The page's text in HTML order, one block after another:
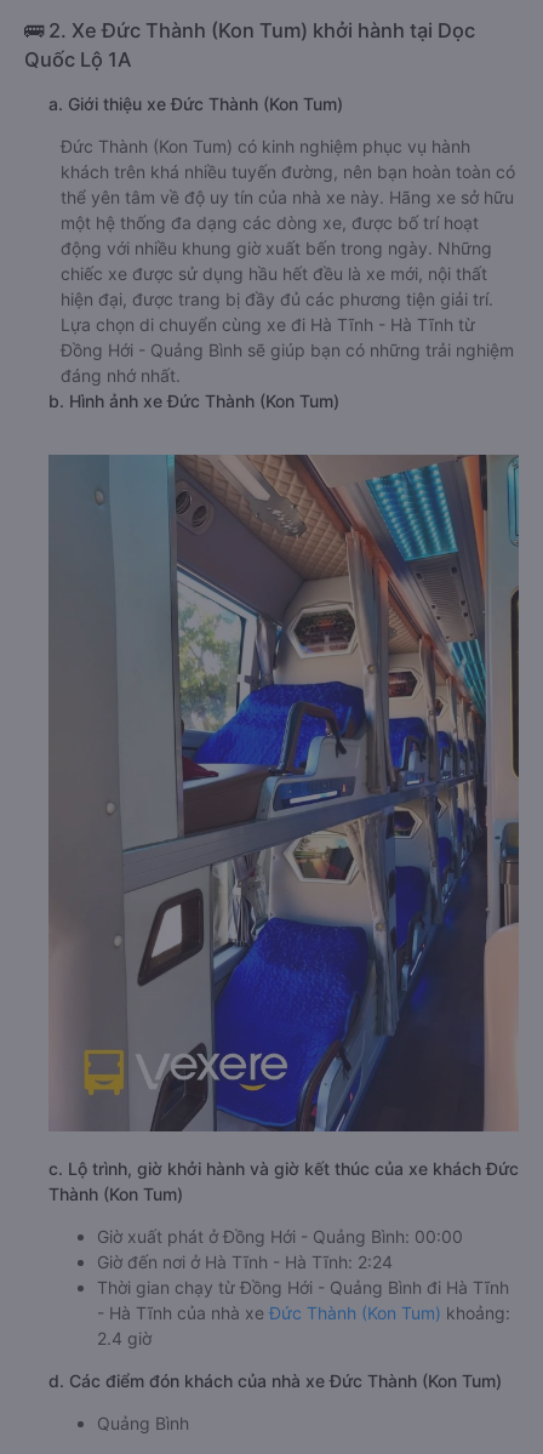
🚌 2. Xe Đức Thành (Kon Tum) khởi hành tại Dọc
Quốc Lộ 1A
a. Giới thiệu xe Đức Thành (Kon Tum)
Đức Thành (Kon Tum) có kinh nghiệm phục vụ hành
khách trên khá nhiều tuyến đường, nên bạn hoàn toàn có
thể yên tâm về độ uy tín của nhà xe này. Hãng xe sở hữu
một hệ thống đa dạng các dòng xe, được bố trí hoạt
động với nhiều khung giờ xuất bến trong ngày. Những
chiếc xe được sử dụng hầu hết đều là xe mới, nội thất
hiện đại, được trang bị đầy đủ các phương tiện giải trí.
Lựa chọn di chuyển cùng xe đi Hà Tĩnh - Hà Tĩnh từ
Đồng Hới - Quảng Bình sẽ giúp bạn có những trải nghiệm
đáng nhớ nhất.
b. Hình ảnh xe Đức Thành (Kon Tum)
c. Lộ trình, giờ khởi hành và giờ kết thúc của xe khách Đức
Thành (Kon Tum)
Giờ xuất phát ở Đồng Hới - Quảng Bình: 00:00
Giờ đến nơi ở Hà Tĩnh - Hà Tĩnh: 2:24
Thời gian chạy từ Đồng Hới - Quảng Bình đi Hà Tĩnh
- Hà Tĩnh của nhà xe Đức Thành (Kon Tum) khoảng:
2.4 giờ
d. Các điểm đón khách của nhà xe Đức Thành (Kon Tum)
Quảng Bình